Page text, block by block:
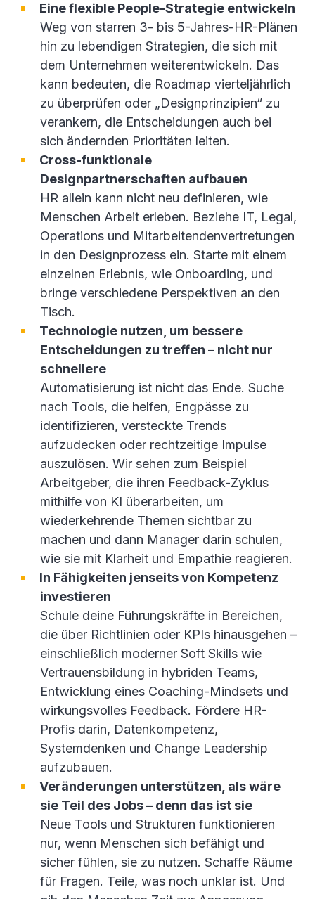
Eine flexible People-Strategie entwickeln
Weg von starren 3- bis 5-Jahres-HR-Plänen
hin zu lebendigen Strategien, die sich mit
dem Unternehmen weiterentwickeln. Das
kann bedeuten, die Roadmap vierteljährlich
zu überprüfen oder „Designprinzipien“ zu
verankern, die Entscheidungen auch bei
sich ändernden Prioritäten leiten.
Cross-funktionale
Designpartnerschaften aufbauen
HR allein kann nicht neu definieren, wie
Menschen Arbeit erleben. Beziehe IT, Legal,
Operations und Mitarbeitendenvertretungen
in den Designprozess ein. Starte mit einem
einzelnen Erlebnis, wie Onboarding, und
bringe verschiedene Perspektiven an den
Tisch.
Technologie nutzen, um bessere
Entscheidungen zu treffen – nicht nur
schnellere
Automatisierung ist nicht das Ende. Suche
nach Tools, die helfen, Engpässe zu
identifizieren, versteckte Trends
aufzudecken oder rechtzeitige Impulse
auszulösen. Wir sehen zum Beispiel
Arbeitgeber, die ihren Feedback-Zyklus
mithilfe von KI überarbeiten, um
wiederkehrende Themen sichtbar zu
machen und dann Manager darin schulen,
wie sie mit Klarheit und Empathie reagieren.
In Fähigkeiten jenseits von Kompetenz
investieren
Schule deine Führungskräfte in Bereichen,
die über Richtlinien oder KPIs hinausgehen –
einschließlich moderner Soft Skills wie
Vertrauensbildung in hybriden Teams,
Entwicklung eines Coaching-Mindsets und
wirkungsvolles Feedback. Fördere HR-
Profis darin, Datenkompetenz,
Systemdenken und Change Leadership
aufzubauen.
Veränderungen unterstützen, als wäre
sie Teil des Jobs – denn das ist sie
Neue Tools und Strukturen funktionieren
nur, wenn Menschen sich befähigt und
sicher fühlen, sie zu nutzen. Schaffe Räume
für Fragen. Teile, was noch unklar ist. Und